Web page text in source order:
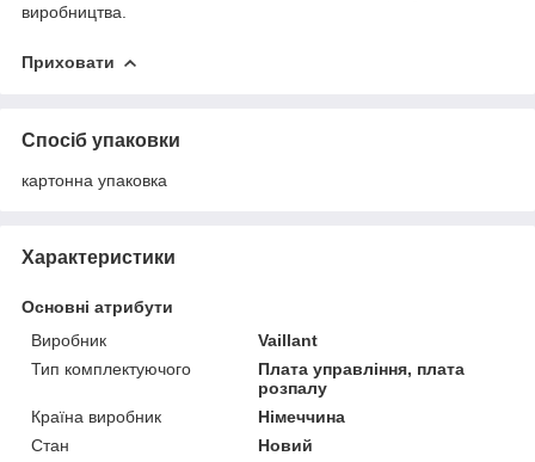
виробництва.
Приховати
Спосіб упаковки
картонна упаковка
Характеристики
Основні атрибути
Виробник
Vaillant
Тип комплектуючого
Плата управління, плата
розпалу
Країна виробник
Німеччина
Стан
Новий